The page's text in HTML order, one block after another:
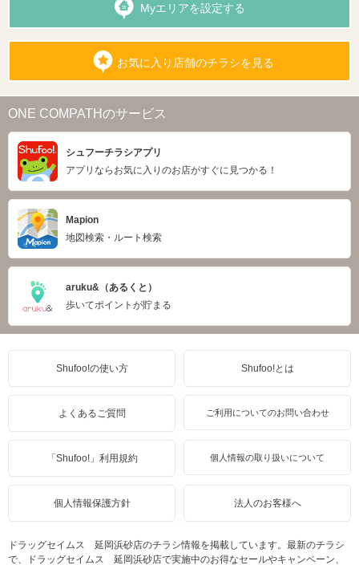
Myエリアを設定する
お気に入り店舗のチラシを見る
ONE COMPATHのサービス
シュフーチラシアプリ
アプリならお気に入りのお店がすぐに見つかる！
Mapion
地図検索・ルート検索
aruku&（あるくと）
歩いてポイントが貯まる
Shufoo!の使い方 Shufoo!とは
よくあるご質問 ご利用についてのお問い合わせ
「Shufoo!」利用規約 個人情報の取り扱いについて
個人情報保護方針 法人のお客様へ
ドラッグセイムス 延岡浜砂店のチラシ情報を掲載しています。最新のチラシ
で、ドラッグセイムス 延岡浜砂店で実施中のお得なセールやキャンペーン、